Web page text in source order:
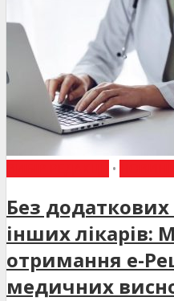
•
Без
інших лікарів:
отримання е-
медичних